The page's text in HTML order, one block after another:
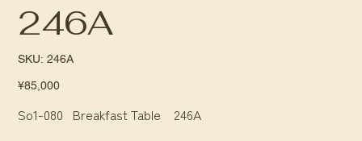
246A
SKU: SKU
246A
246A
Price
¥85,000
So1-080 Breakfast Table 246A